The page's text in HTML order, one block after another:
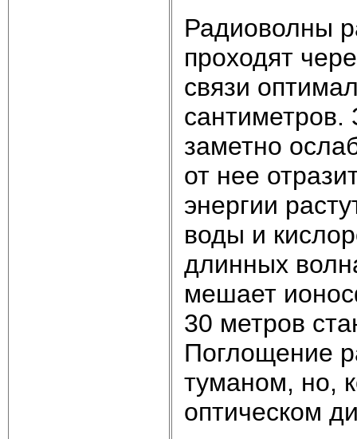
Радиоволны
проходят
связи
сантиметров.
заметно
от нее
энергии
воды и
длинных
мешает
30 метров
Поглощение
туманом, но,
оптическом